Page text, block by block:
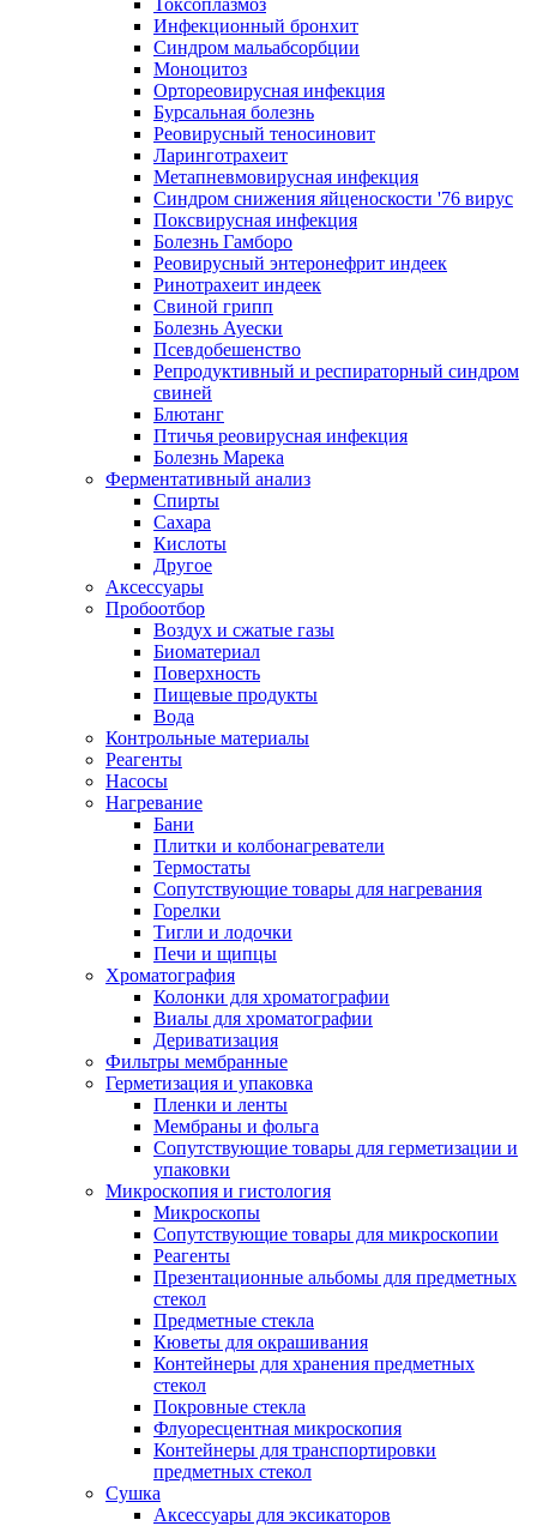
Токсоплазмоз
Инфекционный бронхит
Синдром мальабсорбции
Моноцитоз
Ортореовирусная инфекция
Бурсальная болезнь
Реовирусный теносиновит
Ларинготрахеит
Метапневмовирусная инфекция
Синдром снижения яйценоскости '76 вирус
Поксвирусная инфекция
Болезнь Гамборо
Реовирусный энтеронефрит индеек
Ринотрахеит индеек
Свиной грипп
Болезнь Ауески
Псевдобешенство
Репродуктивный и респираторный синдром
свиней
Блютанг
Птичья реовирусная инфекция
Болезнь Марека
Ферментативный анализ
Спирты
Сахара
Кислоты
Другое
Аксессуары
Пробоотбор
Воздух и сжатые газы
Биоматериал
Поверхность
Пищевые продукты
Вода
Контрольные материалы
Реагенты
Насосы
Нагревание
Бани
Плитки и колбонагреватели
Термостаты
Сопутствующие товары для нагревания
Горелки
Тигли и лодочки
Печи и щипцы
Хроматография
Колонки для хроматографии
Виалы для хроматографии
Дериватизация
Фильтры мембранные
Герметизация и упаковка
Пленки и ленты
Мембраны и фольга
Сопутствующие товары для герметизации и
упаковки
Микроскопия и гистология
Микроскопы
Сопутствующие товары для микроскопии
Реагенты
Презентационные альбомы для предметных
стекол
Предметные стекла
Кюветы для окрашивания
Контейнеры для хранения предметных
стекол
Покровные стекла
Флуоресцентная микроскопия
Контейнеры для транспортировки
предметных стекол
Сушка
Аксессуары для эксикаторов